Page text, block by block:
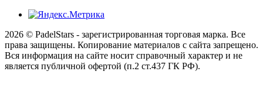
2026 © PadelStars - зарегистрированная торговая марка. Все
права защищены. Копирование материалов с сайта запрещено.
Вся информация на сайте носит справочный характер и не
является публичной офертой (п.2 ст.437 ГК РФ).